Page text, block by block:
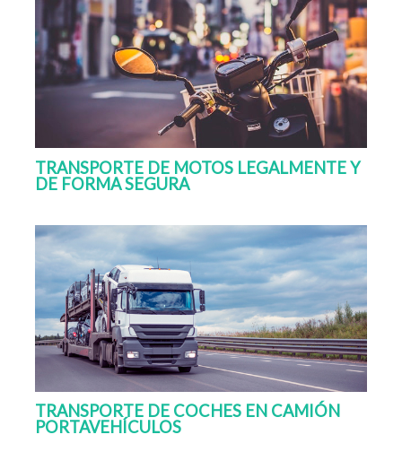
TRANSPORTE DE MOTOS LEGALMENTE Y
DE FORMA SEGURA
TRANSPORTE DE COCHES EN CAMIÓN
PORTAVEHÍCULOS